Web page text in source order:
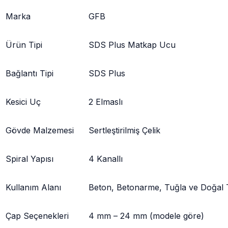
Marka GFB
Ürün Tipi SDS Plus Matkap Ucu
Bağlantı Tipi SDS Plus
Kesici Uç 2 Elmaslı
Gövde Malzemesi Sertleştirilmiş Çelik
Spiral Yapısı 4 Kanallı
Kullanım Alanı Beton, Betonarme, Tuğla ve Doğal
Çap Seçenekleri 4 mm – 24 mm (modele göre)